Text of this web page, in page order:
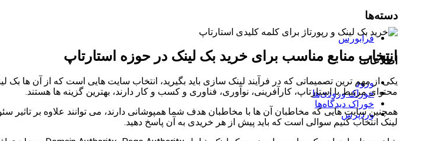
انتخاب منابع مناسب برای خرید بک لینک در حوزه استارتاپ
یکی از مهم ترین تصمیماتی که در فرآیند لینک سازی باید بگیرید، انتخاب سایت هایی است که از آن ها
محتوای مرتبط با استارتاپ، کارآفرینی، نوآوری، فناوری و کسب و کار دارند، بهترین گزینه ها هستند.
همچنین سایت هایی که مخاطبان آن ها با مخاطبان هدف شما همپوشانی دارند، می توانند علاوه بر تاثیر
لینک انتخاب کنیم سوالی است که باید پیش از هر خریدی به آن پاسخ دهید.
دسته‌ها
فرابورس
اطلاعات
ورود
خوراک ورودی‌ها
خوراک دیدگاه‌ها
وردپرس